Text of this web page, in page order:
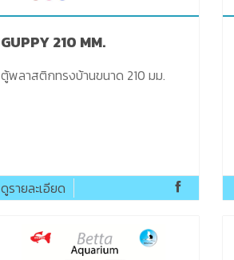
GUPPY 210 MM.
ตู้พลาสติกทรงบ้านขนาด 210 มม.
ดูรายละเอียด